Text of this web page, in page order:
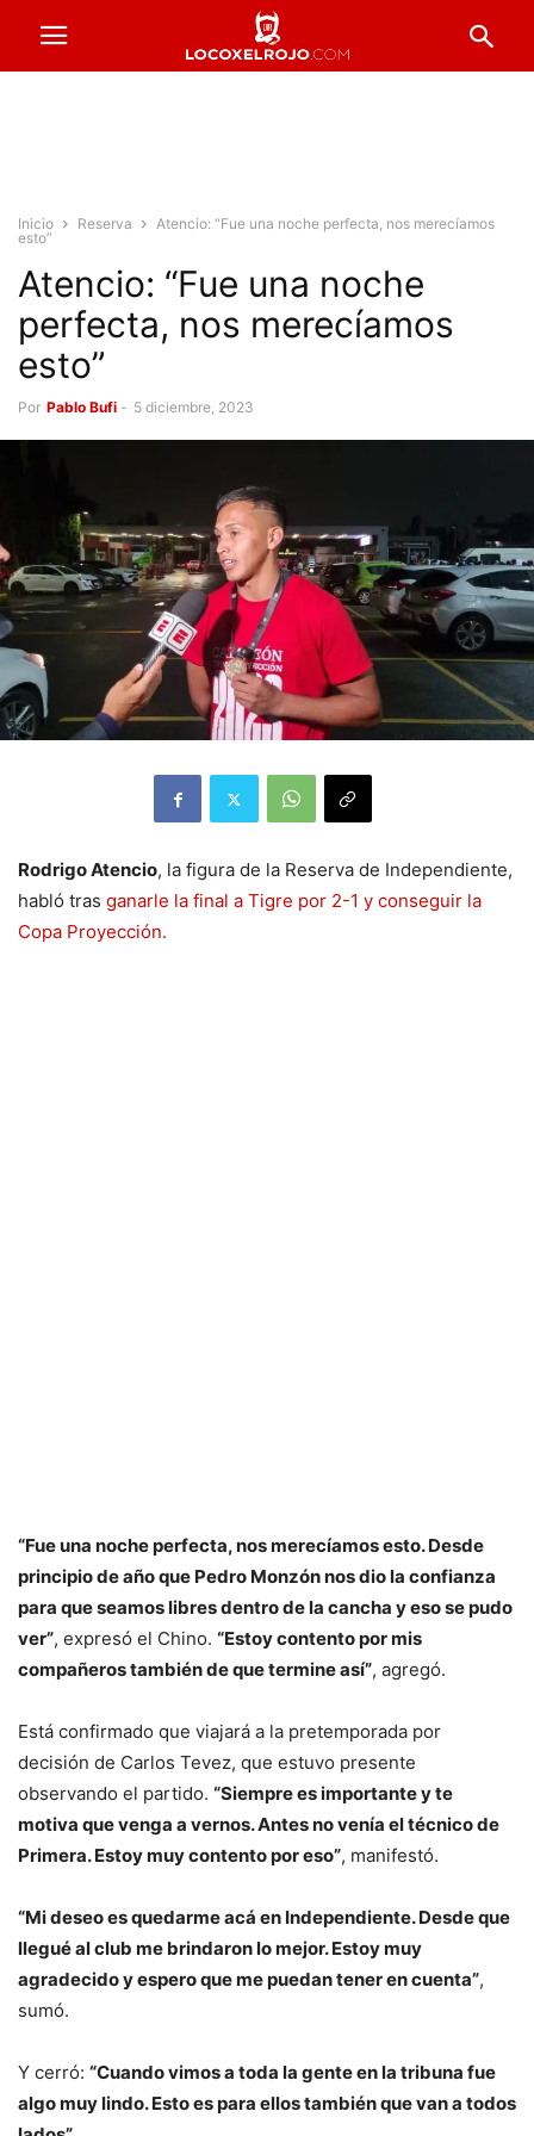
Inicio Reserva
Atencio: “Fue una noche perfecta, nos merecíamos
esto”
Atencio: “Fue una noche
perfecta, nos merecíamos
esto”
Por Pablo Bufi - 5 diciembre, 2023
Rodrigo Atencio, la figura de la Reserva de Independiente,
habló tras ganarle la final a Tigre por 2-1 y conseguir la
Copa Proyección.
“Fue una noche perfecta, nos merecíamos esto. Desde
principio de año que Pedro Monzón nos dio la confianza
para que seamos libres dentro de la cancha y eso se pudo
ver”, expresó el Chino. “Estoy contento por mis
compañeros también de que termine así”, agregó.
Está confirmado que viajará a la pretemporada por
decisión de Carlos Tevez, que estuvo presente
observando el partido. “Siempre es importante y te
motiva que venga a vernos. Antes no venía el técnico de
Primera. Estoy muy contento por eso”, manifestó.
“Mi deseo es quedarme acá en Independiente. Desde que
llegué al club me brindaron lo mejor. Estoy muy
agradecido y espero que me puedan tener en cuenta”,
sumó.
Y cerró: “Cuando vimos a toda la gente en la tribuna fue
algo muy lindo. Esto es para ellos también que van a todos